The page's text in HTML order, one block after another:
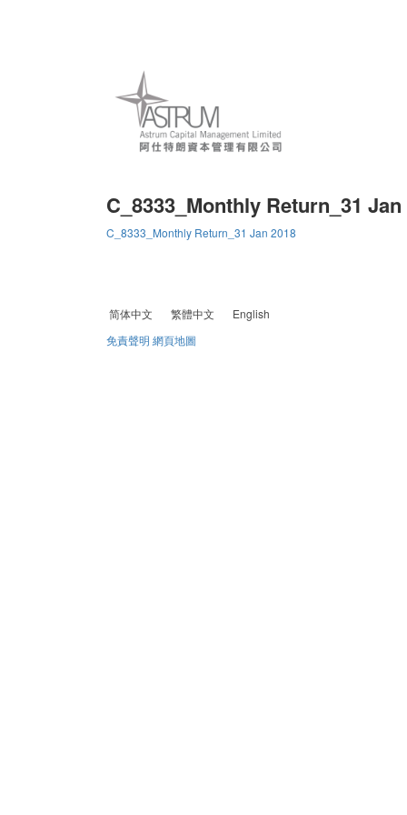
C_8333_Monthly Return_31 Jan
C_8333_Monthly Return_31 Jan 2018
简体中文 繁體中文
English
免責聲明 網頁地圖